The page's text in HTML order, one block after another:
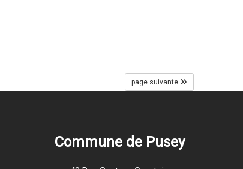
page suivante
Commune de Pusey